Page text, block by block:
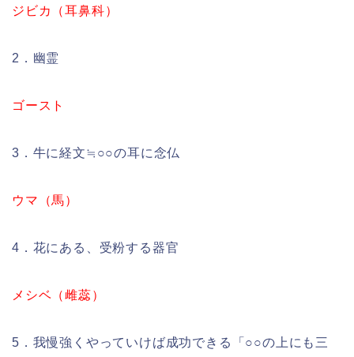
ジビカ（耳鼻科）
2．幽霊
ゴースト
3．牛に経文≒○○の耳に念仏
ウマ（馬）
4．花にある、受粉する器官
メシベ（雌蕊）
5．我慢強くやっていけば成功できる「○○の上にも三